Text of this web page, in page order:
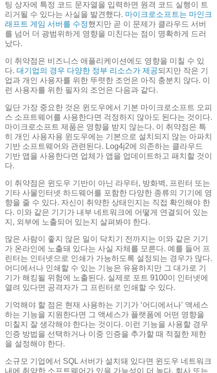
팅 상자에 특정 코드 문자열을 입력하면 원격 코드 실행이 트
리거될 수 있다는 사실을 발견했다. 마이크로소프트는 마인크
래프트 게임 서버를 수정했지만 곧 이 문제가 클라우드 서버
를 넘어 더 광범위하게 영향을 미친다는 점이 명확하게 드러
났다.
이 취약점은 비즈니스 애플리케이션에도 영향을 미칠 수 있
다. 대기업의 경우 다양한 정부 리소스가 제공되지만 작은 기
업과 개인 사용자를 위한 뚜렷한 조언은 아직 충분치 않다. 이
런 사용자를 위한 필자의 조언은 다음과 같다.
일단 가장 중요한 것은 윈도우에서 기본 마이크로소프트 오피
스 소프트웨어를 사용한다면 걱정하지 않아도 된다는 것이다.
마이크로소프트 제품은 영향을 받지 않는다. 이 취약점은 특
히 개인 사용자용 윈도우에는 기본으로 설치되지 않는 아파치
기반 소프트웨어와 관련된다. Log4j2에 의존하는 클라우드
기반 앱을 사용한다면 업체가 앱을 업데이트하고 패치할 것이
다.
이 취약점은 윈도우 기반이 아닌 라우터, 방화벽, 프린터 또는
기타 사물인터넷 하드웨어를 포함한 다양한 종류의 기기에 영
향을 줄 수 있다. 자신이 취약한 상태인지는 직접 확인해야 한
다. 이와 같은 기기가 내부 네트워크에 어떻게 연결되어 있는
지, 외부에 노출되어 있는지 살펴봐야 한다.
많은 사람이 좋지 않은 일이 닥치기 전까지는 이와 같은 기기
가 온라인에 노출돼 있다는 사실 자체를 모른다. 예를 들어 프
린터는 인터넷으로 인쇄가 가능하도록 설정되는 경우가 많다.
어디에서나 인쇄할 수 있는 기능은 유용하지만 그 대가로 기
기가 해킹될 위험에 노출된다. 실제로 포트 9100이 인터넷에
열려 있다면 공격자가 그 프린터로 인쇄할 수 있다.
기억해야 할 점은 현재 사용하는 기기가 ‘어디에서나’ 액세스
하는 기능을 지원한다면 그 액세스가 플랫폼에 어떤 영향을
미칠지 잘 생각해야 한다는 것이다. 이런 기능을 사용할 경우
인증 방법을 선택하거나 이중 인증을 추가할 때 적절한 제한
을 설정해야 한다.
소규모 기업에서 SQL 서버가 설치돼 있다면 윈도우 네트워크
내에 취약한 소프트웨어가 있을 가능성이 더 높다. 회사 또는